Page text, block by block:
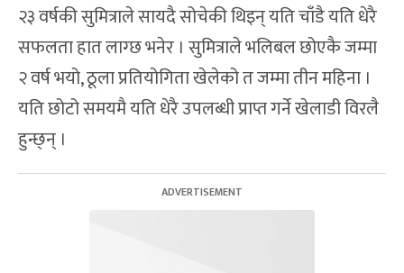
२३ वर्षकी सुमित्राले सायदै सोचेकी थिइन् यति चाँडै यति धेरै
सफलता हात लाग्छ भनेर । सुमित्राले भलिबल छोएकै जम्मा
२ वर्ष भयो, ठूला प्रतियोगिता खेलेको त जम्मा तीन महिना ।
यति छोटो समयमै यति धेरै उपलब्धी प्राप्त गर्ने खेलाडी विरलै
हुन्छ्न् ।